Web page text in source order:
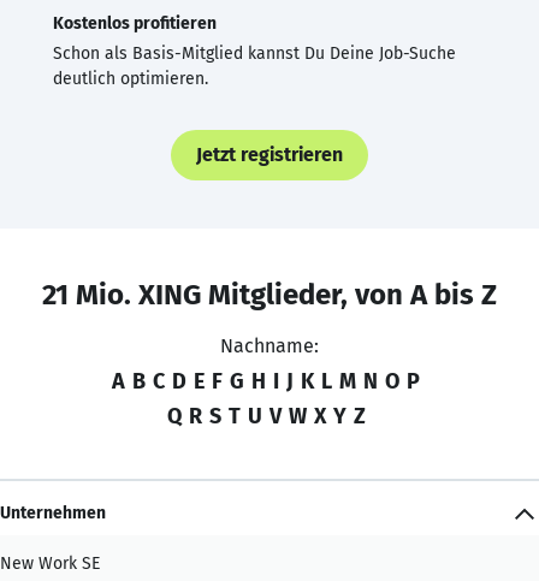
Kostenlos profitieren
Schon als Basis-Mitglied kannst Du Deine Job-Suche
deutlich optimieren.
Jetzt registrieren
21 Mio. XING Mitglieder, von A bis Z
Nachname:
A B C D E F G H I J K L M N O P
Q R S T U V W X Y Z
Unternehmen
New Work SE